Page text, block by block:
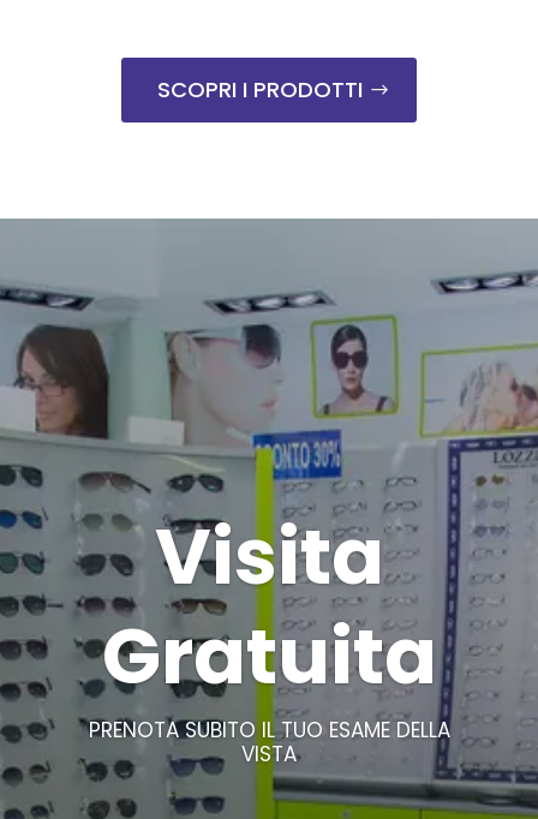
SCOPRI I PRODOTTI
Visita
Gratuita
PRENOTA SUBITO IL TUO ESAME DELLA
VISTA